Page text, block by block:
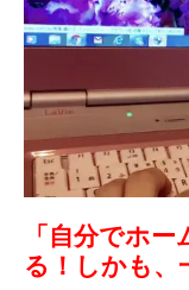
「自分でホ
る！しかも、